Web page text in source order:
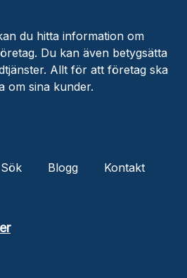
du hitta information om
Du kan även betygsätta
Allt för att företag ska
om sina kunder.
Sök Blogg
Kontakt